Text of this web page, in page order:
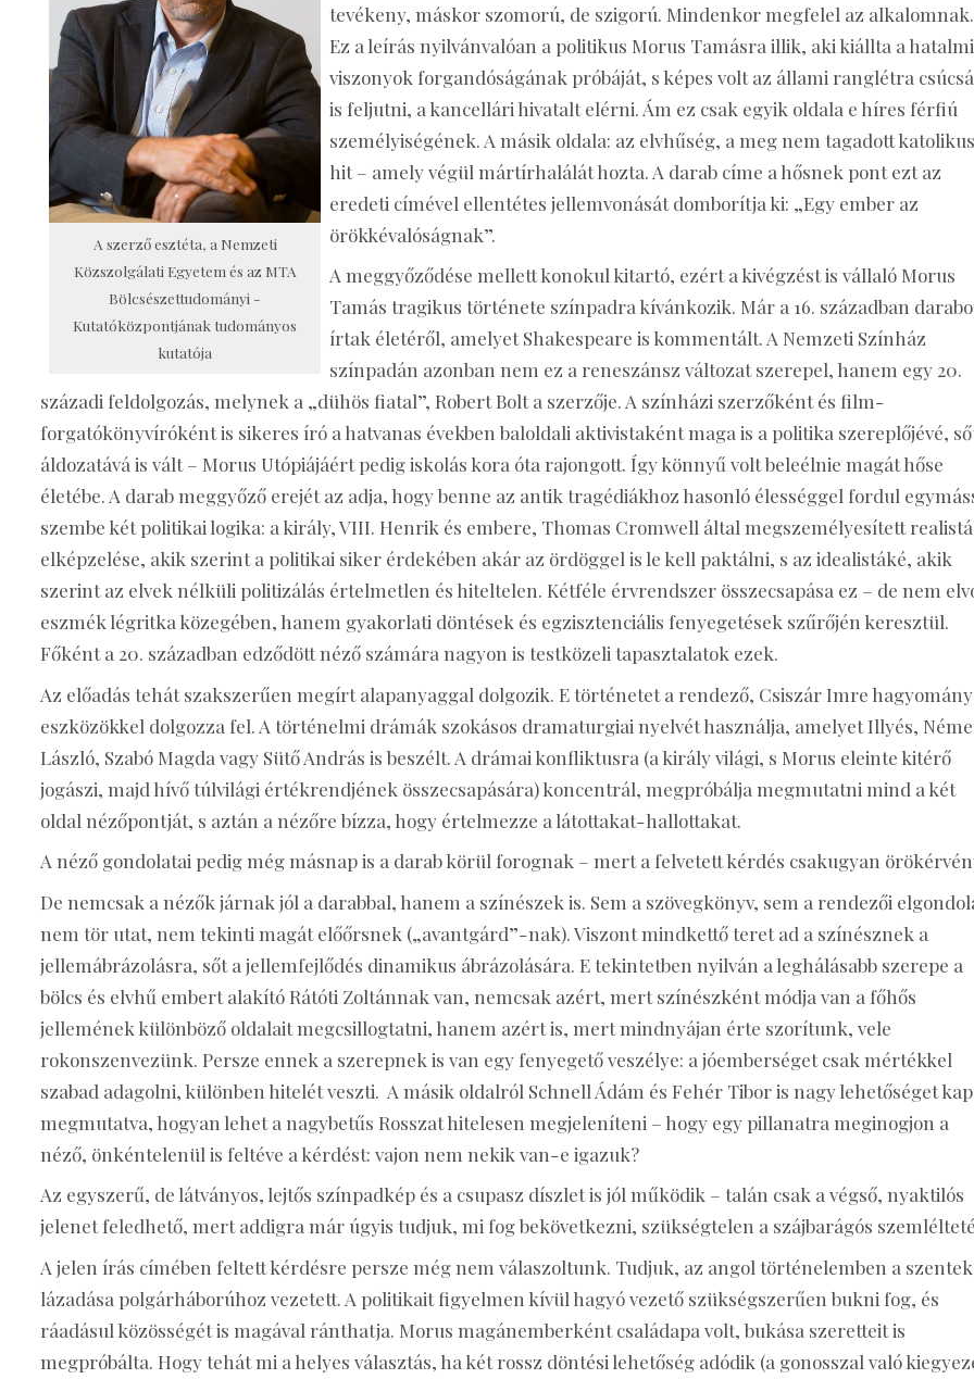
A szerző esztéta, a Nemzeti
Közszolgálati Egyetem és az MTA
Bölcsészettudományi ­
Kutatóközpontjának tudományos
kutatója
tevékeny, máskor szomorú, de szigorú. Mindenkor megfelel az
Ez a leírás nyilvánvalóan a politikus Morus Tamásra illik, aki kiállta a hatalmi
viszonyok forgandóságának próbáját, s képes volt az állami ranglétra
is feljutni, a kancellári hivatalt elérni. Ám ez csak egyik oldala e híres férfiú
személyiségének. A másik oldala: az elvhűség, a meg nem tagadott katolikus
hit – amely végül mártírhalálát hozta. A darab címe a hősnek pont ezt az
eredeti címével ellentétes jellemvonását domborítja ki: „Egy ember az
örökkévalóságnak”.
A meggyőződése mellett konokul kitartó, ezért a kivégzést is vállaló Morus
Tamás tragikus története színpadra kívánkozik. Már a 16. században
írtak életéről, amelyet Shakespeare is kommentált. A Nemzeti Színház
színpadán azonban nem ez a reneszánsz változat szerepel, hanem egy 20.
századi feldolgozás, melynek a „dühös fiatal”, Robert Bolt a szerzője. A színházi szerzőként és film-
forgatókönyvíróként is sikeres író a hatvanas években baloldali aktivistaként maga is a politika szereplőjévé,
áldozatává is vált – Morus Utópiájáért pedig iskolás kora óta rajongott. Így könnyű volt beleélnie magát hőse
életébe. A darab meggyőző erejét az adja, hogy benne az antik tragédiákhoz hasonló élességgel fordul
szembe két politikai logika: a király, VIII. Henrik és embere, Thomas Cromwell által megszemélyesített
elképzelése, akik szerint a politikai siker érdekében akár az ördöggel is le kell paktálni, s az idealistáké, akik
szerint az elvek nélküli politizálás értelmetlen és hiteltelen. Kétféle érvrendszer összecsapása ez – de nem
eszmék légritka közegében, hanem gyakorlati döntések és egzisztenciális fenyegetések szűrőjén keresztül.
Főként a 20. században edződött néző számára nagyon is testközeli tapasztalatok ezek.
Az előadás tehát szakszerűen megírt alapanyaggal dolgozik. E történetet a rendező, Csiszár Imre
eszközökkel dolgozza fel. A történelmi drámák szokásos dramaturgiai nyelvét használja, amelyet Illyés,
László, Szabó Magda vagy Sütő András is beszélt. A drámai konfliktusra (a király világi, s Morus eleinte kitérő
jogászi, majd hívő túlvilági értékrendjének összecsapására) koncentrál, megpróbálja megmutatni mind a két
oldal nézőpontját, s aztán a nézőre bízza, hogy értelmezze a látottakat-hallottakat.
A néző gondolatai pedig még másnap is a darab körül forognak – mert a felvetett kérdés csakugyan
De nemcsak a nézők járnak jól a darabbal, hanem a színészek is. Sem a szövegkönyv, sem a rendezői
nem tör utat, nem tekinti magát előőrsnek („avantgárd”-nak). Viszont mindkettő teret ad a színésznek a
jellemábrázolásra, sőt a jellemfejlődés dinamikus ábrázolására. E tekintetben nyilván a leghálásabb szerepe a
bölcs és elvhű embert alakító Rátóti Zoltánnak van, nemcsak azért, mert színészként módja van a főhős
jellemének különböző oldalait megcsillogtatni, hanem azért is, mert mindnyájan érte szorítunk, vele
rokonszenvezünk. Persze ennek a szerepnek is van egy fenyegető veszélye: a jóemberséget csak mértékkel
szabad adagolni, különben hitelét veszti. A másik oldalról Schnell Ádám és Fehér Tibor is nagy lehetőséget
megmutatva, hogyan lehet a nagybetűs Rosszat hitelesen megjeleníteni – hogy egy pillanatra meginogjon a
néző, önkéntelenül is feltéve a kérdést: vajon nem nekik van-e igazuk?
Az egyszerű, de látványos, lejtős színpadkép és a csupasz díszlet is jól működik – talán csak a végső, nyaktilós
jelenet feledhető, mert addigra már úgyis tudjuk, mi fog bekövetkezni, szükségtelen a szájbarágós
A jelen írás címében feltett kérdésre persze még nem válaszoltunk. Tudjuk, az angol történelemben a szentek
lázadása polgárháborúhoz vezetett. A politikait figyelmen kívül hagyó vezető szükségszerűen bukni fog, és
ráadásul közösségét is magával ránthatja. Morus magánemberként családapa volt, bukása szeretteit is
megpróbálta. Hogy tehát mi a helyes választás, ha két rossz döntési lehetőség adódik (a gonosszal való